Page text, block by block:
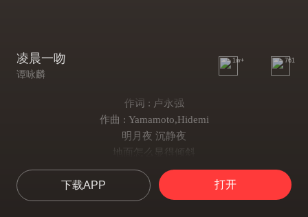
凌晨一吻
谭咏麟
1w+ 761
作词 : 卢永强
作曲 : Yamamoto,Hidemi
明月夜 沉静夜
地面怎么显得倾斜
斜向你 使我向你走去
再访当初深爱者
重聚夜 流泪夜
下载APP 打开